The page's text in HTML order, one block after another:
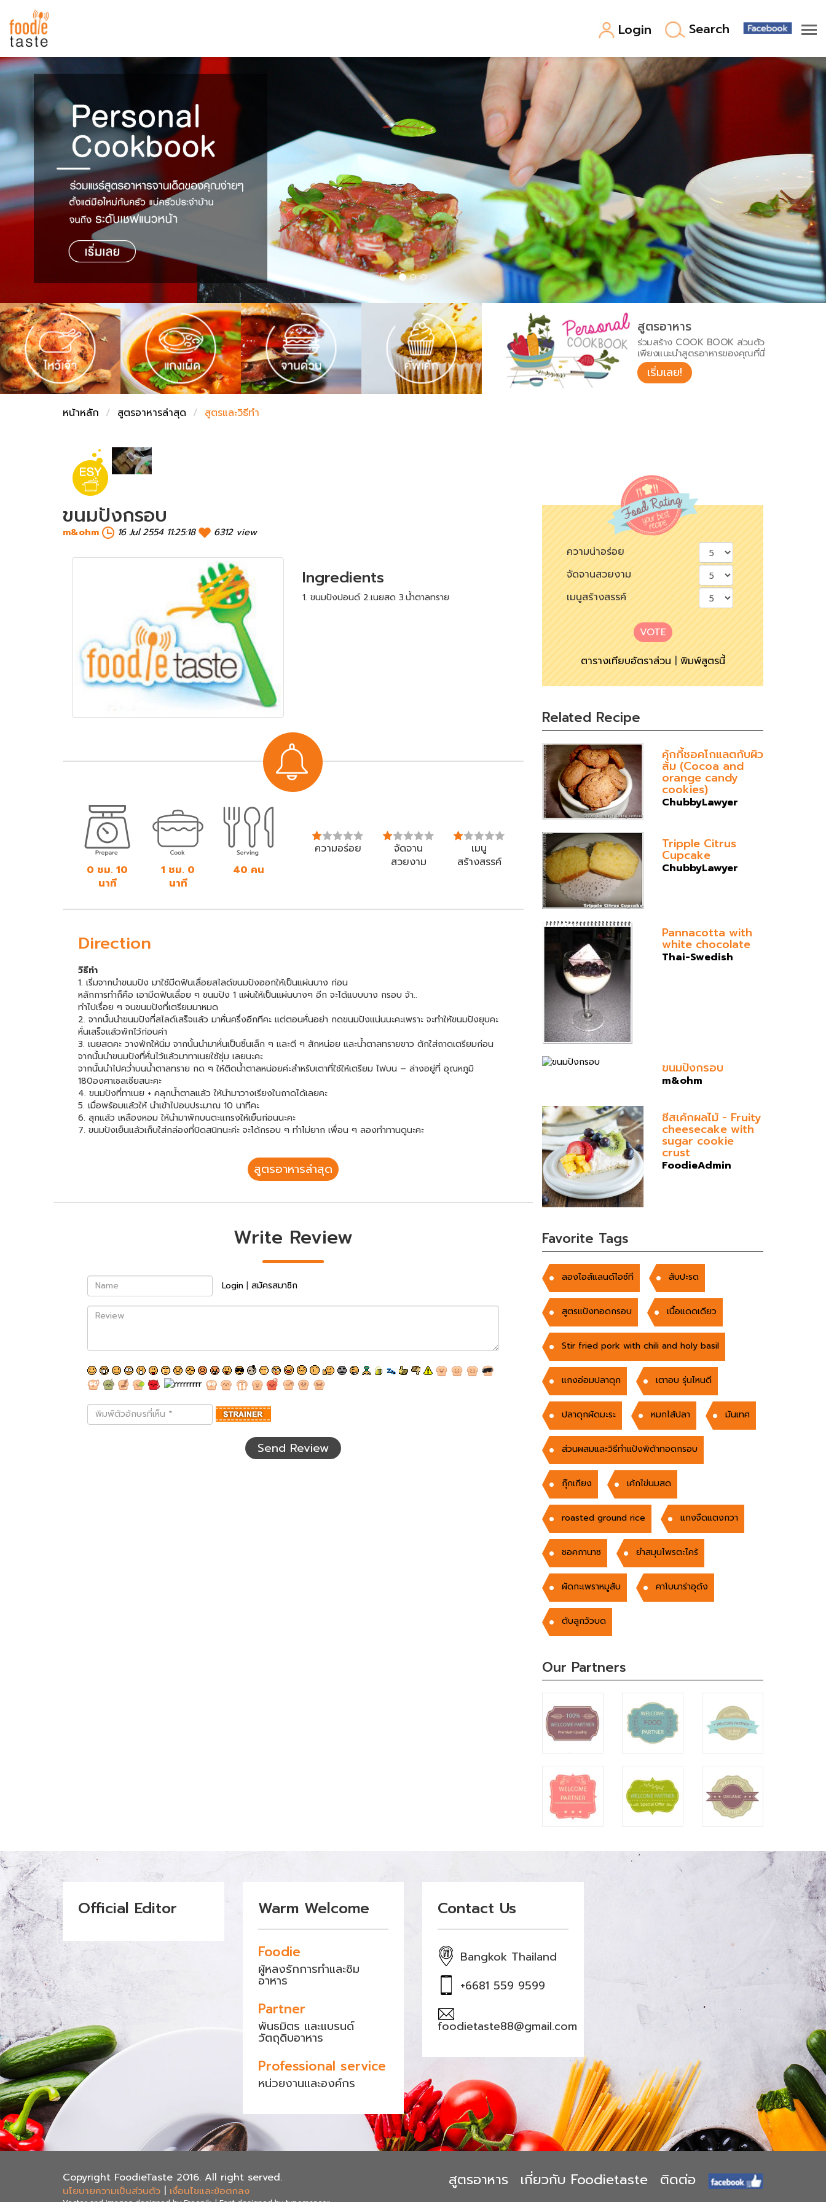
Login Search
สูตรอาหาร
สูตรอาหารล่าสุด
Top Foodie
พาไปชิม
สารพันก้นครัว
เคล็ดลับน่ารู้
เปรียบเทียบหน่วยการตวง
เปรียบเทียบอุณหภูมิ
เปรียบเทียบน้ำหนักวัตถุดิบ
ชั่งตวงเนย
FoodPedia
สร้าง Cookbook
สูตรอาหาร
ร่วมสร้าง COOK BOOK ส่วนตัว
เพียงแนะนำสูตรอาหารของคุณที่นี่
เริ่มเลย!
หน้าหลัก สูตรอาหารล่าสุด สูตรและวิธีทำ
ขนมปังกรอบ
m&ohm 16 Jul 2554 11:25:18 6312 view
Ingredients
1. ขนมปังปอนด์ 2.เนยสด 3.น้ำตาลทราย
0 ชม. 10
นาที
1 ชม. 0
นาที
40 คน
ความอร่อย
จัดจาน
สวยงาม
เมนู
สร้างสรรค์
Direction
วิธีทำ
1. เริ่มจากนำขนมปัง มาใช้มีดฟันเลื่อยสไลด์ขนมปังออกให้เป็นแผ่นบาง ก่อน
หลักการทำก็คือ เอามีดฟันเลื่อย ๆ ขนมปัง 1 แผ่นให้เป็นแผ่นบางๆ อีก จะได้แบบบาง กรอบ จ้า..
ทำไปเรื่อย ๆ จนขนมปังที่เตรียมมาหมด
2. จากนั้นนำขนมปังที่สไลด์เสร็จแล้ว มาหั่นครึ่งอีกทีคะ แต่ตอนหั่นอย่า กดขนมปังแน่นนะคะเพราะ จะทำให้ขนมปังยุบคะ
หั่นเสร็จแล้วพักไว้ก่อนค่า
3. เนยสดคะ วางพักให้นิ่ม จากนั้นนำมาหั่นเป็นชิ้นเล็ก ๆ และตี ๆ สักหน่อย และน้ำตาลทรายขาว ตักใส่ถาดเตรียมก่อน
จากนั้นนำขนมปังที่หั่นไว้แล้วมาทาเนยใช้ชุ่ม เลยนะคะ
จากนั้นนำไปคว่ำบนน้ำตาลทราย กด ๆ ให้ติดน้ำตาลหน่อยค่ะสำหรับเตาที่ใช้ให้เตรียม ไฟบน – ล่างอยู่ที่ อุณหภูมิ
180องศาเซลเซียสนะคะ
4. ขนมปังที่ทาเนย + คลุกน้ำตาลแล้ว ให้นำมาวางเรียงในถาดได้เลยคะ
5. เมื่อพร้อมแล้วให้ นำเข้าไปอบประมาณ 10 นาทีคะ
6. สุกแล้ว เหลืองหอม ให้นำมาพักบนตะแกรงให้เย็นก่อนนะคะ
7. ขนมปังเย็นแล้วเก็บใส่กล่องที่ปิดสนิทนะค่ะ จะได้กรอบ ๆ ทำไม่ยาก เพื่อน ๆ ลองทำทานดูนะคะ
สูตรอาหารล่าสุด
Write Review
Name Login | สมัครสมาชิก
Review
พิมพ์
ตัว
Send Review
ความน่าอร่อย
จัดจานสวยงาม
เมนูสร้างสรรค์
VOTE
ตารางเทียบอัตราส่วน|พิมพ์สูตรนี้
Related Recipe
คุ้กกี้ชอคโกแลตกับผิว
ส้ม (Cocoa and
orange candy
cookies)
ChubbyLawyer
Tripple Citrus
Cupcake
ChubbyLawyer
Pannacotta with
white chocolate
Thai-Swedish
ขนมปังกรอบ
m&ohm
ชีสเค้กผลไม้ - Fruity
cheesecake with
sugar cookie
crust
FoodieAdmin
Favorite Tags
ลองไอส์แลนด์ไอซ์ที สับปะรด
สูตรแป้งทอดกรอบ เนื้อแดดเดียว
Stir fried pork with chili and holy basil
แกงอ่อมปลาดุก เตาอบ รุ่นไหนดี
ปลาดุกผัดมะระ หมกไส้ปลา มันเทศ
ส่วนผสมและวิธีทำแป้งพิต้าทอดกรอบ
กุ๊กเกียง เค้กไข่นมสด
roasted ground rice แกงจืดแตงกวา
ชอคกานาซ ยำสมุนไพรตะไคร้
ผัดกะเพราหมูสับ คาโบนาร่าอุด้ง
ตับลูกวัวบด
Our Partners
Official Editor Warm Welcome
Foodie
ผู้หลงรักการทำและชิม
อาหาร
Partner
พันธมิตร และแบรนด์
วัตถุดิบอาหาร
Professional service
หน่วยงานและองค์กร
Contact Us
Bangkok Thailand
+6681 559 9599
foodietaste88@gmail.com
Copyright FoodieTaste 2016. All right served.
นโยบายความเป็นส่วนตัว เงื่อนไขและข้อตกลง
สูตรอาหาร เกี่ยวกับ Foodietaste ติดต่อ